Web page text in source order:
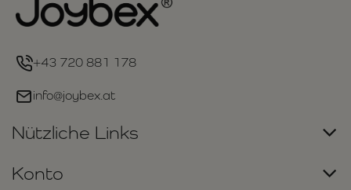
+43 720 881 178
info@joybex.at
Nützliche Links
Konto